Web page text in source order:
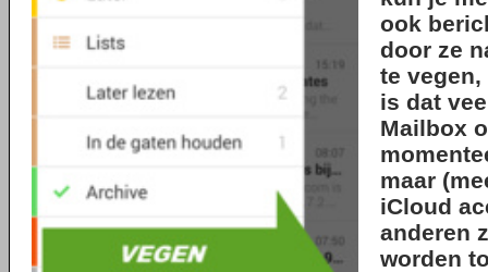
ook
door ze
te
is dat
Mailbox
maar
iCloud
anderen
worden